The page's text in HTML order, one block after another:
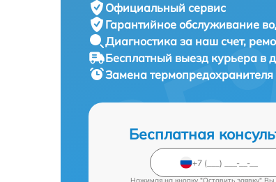
Официальный сервис
Гарантийное обслуживание
Диагностика за наш счет,
Бесплатный выезд курьера в
Замена термопредохранителя
Бесплатная